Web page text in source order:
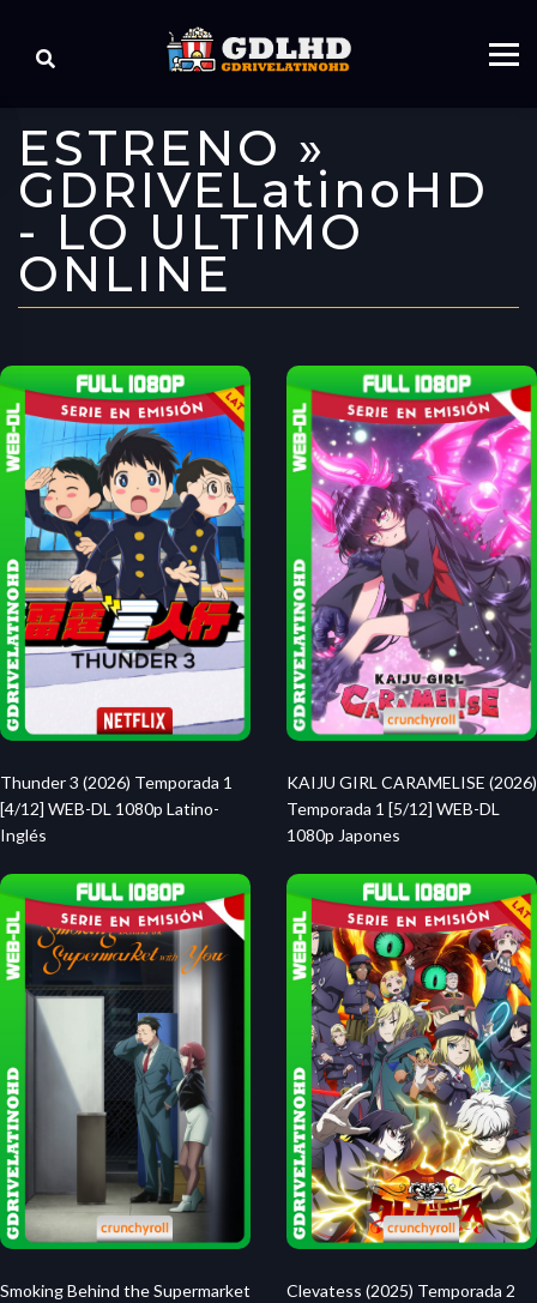
ESTRENO »
GDRIVELatinoHD
- LO ULTIMO
ONLINE
Thunder 3 (2026) Temporada 1
[4/12] WEB-DL 1080p Latino-
Inglés
KAIJU GIRL CARAMELISE (2026)
Temporada 1 [5/12] WEB-DL
1080p Japones
Smoking Behind the Supermarket
Clevatess (2025) Temporada 2